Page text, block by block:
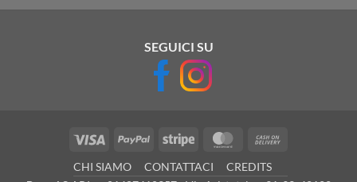
SEGUICI SU
Visa PayPal Stripe MasterCard
Delivery
CHI SIAMO CONTATTACI
CREDITS